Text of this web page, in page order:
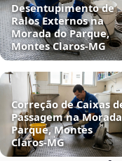
Desentupimento de
Ralos Externos na
Morada do Parque,
Montes Claros‑MG
Correção de Caixas
Passagem na
Parque, Montes
Claros‑MG